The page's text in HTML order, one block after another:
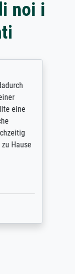
noi i
eine
Hause